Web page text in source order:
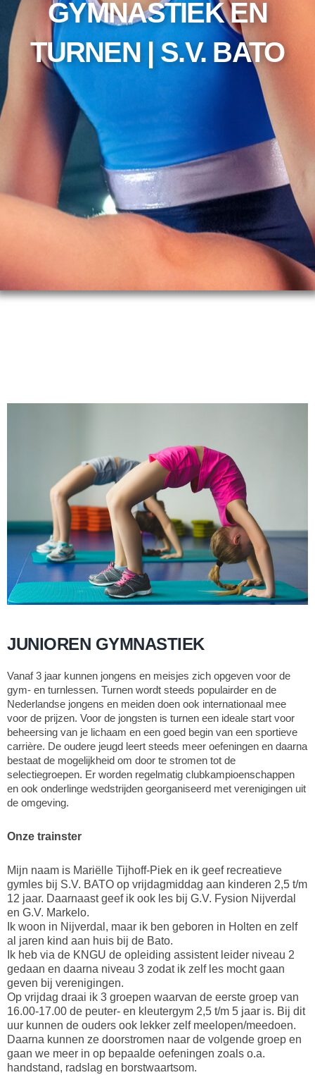
GYMNASTIEK EN
TURNEN | S.V. BATO
JUNIOREN GYMNASTIEK
Vanaf 3 jaar kunnen jongens en meisjes zich opgeven voor de
gym- en turnlessen. Turnen wordt steeds populairder en de
Nederlandse jongens en meiden doen ook internationaal mee
voor de prijzen. Voor de jongsten is turnen een ideale start voor
beheersing van je lichaam en een goed begin van een sportieve
carrière. De oudere jeugd leert steeds meer oefeningen en daarna
bestaat de mogelijkheid om door te stromen tot de
selectiegroepen. Er worden regelmatig clubkampioenschappen
en ook onderlinge wedstrijden georganiseerd met verenigingen uit
de omgeving.
Onze trainster
Mijn naam is Mariëlle Tijhoff-Piek en ik geef recreatieve
gymles bij S.V. BATO op vrijdagmiddag aan kinderen 2,5 t/m
12 jaar. Daarnaast geef ik ook les bij G.V. Fysion Nijverdal
en G.V. Markelo.
Ik woon in Nijverdal, maar ik ben geboren in Holten en zelf
al jaren kind aan huis bij de Bato.
Ik heb via de KNGU de opleiding assistent leider niveau 2
gedaan en daarna niveau 3 zodat ik zelf les mocht gaan
geven bij verenigingen.
Op vrijdag draai ik 3 groepen waarvan de eerste groep van
16.00-17.00 de peuter- en kleutergym 2,5 t/m 5 jaar is. Bij dit
uur kunnen de ouders ook lekker zelf meelopen/meedoen.
Daarna kunnen ze doorstromen naar de volgende groep en
gaan we meer in op bepaalde oefeningen zoals o.a.
handstand, radslag en borstwaartsom.